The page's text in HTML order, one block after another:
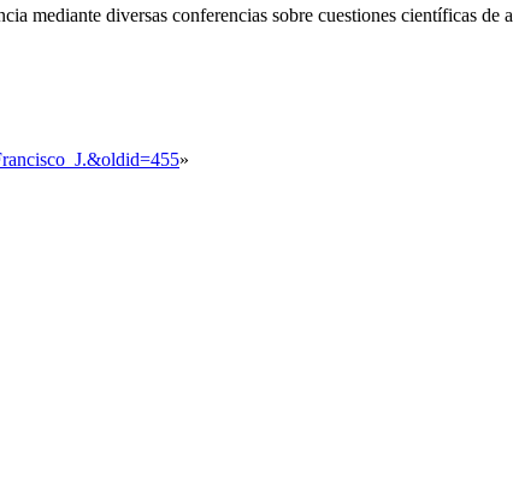
mediante diversas conferencias sobre cuestiones científicas
»